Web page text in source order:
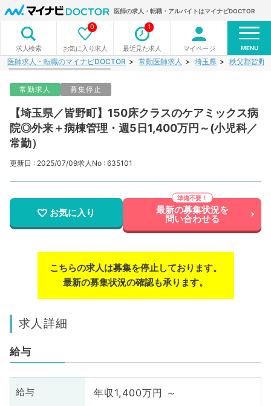
医師の求人・転職・アルバイトはマイナビDOCTOR
求人検索 お気に入り求人
0
最近見た求人
1
マイページ MENU
医師求人・転職のマイナビDOCTOR 常勤医師求人 埼玉県 秩父郡皆野
常勤求人 募集停止
【埼玉県／皆野町】150床クラスのケアミックス病
院◎外来＋病棟管理・週5日1,400万円～(小児科／
常勤）
更新日 : 2025/07/09求人No : 635101
お気に入り 最新の募集状況を
問い合わせる
こちらの求人は募集を停止しております。
最新の募集状況の確認も承ります。
求人詳細
給与
給与 年収1,400万円 ～